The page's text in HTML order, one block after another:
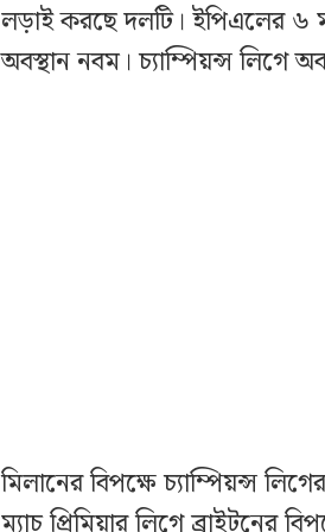
লড়াই করছে দলটি। ইপিএলের ৬
অবস্থান নবম। চ্যাম্পিয়ন্স লিগে
মিলানের বিপক্ষে চ্যাম্পিয়ন্স